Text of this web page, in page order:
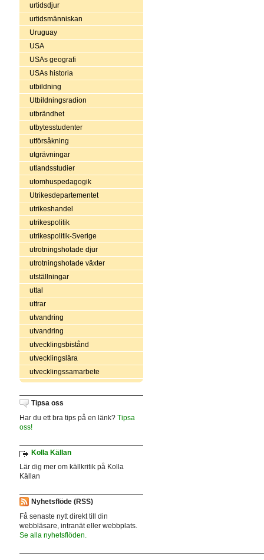
urtidsdjur
urtidsmänniskan
Uruguay
USA
USAs geografi
USAs historia
utbildning
Utbildningsradion
utbrändhet
utbytesstudenter
utförsåkning
utgrävningar
utlandsstudier
utomhuspedagogik
Utrikesdepartementet
utrikeshandel
utrikespolitik
utrikespolitik-Sverige
utrotningshotade djur
utrotningshotade växter
utställningar
uttal
uttrar
utvandring
utvandring
utvecklingsbistånd
utvecklingslära
utvecklingssamarbete
Tipsa oss
Har du ett bra tips på en länk? Tipsa
oss!
Kolla Källan
Lär dig mer om källkritik på Kolla
Källan
Nyhetsflöde (RSS)
Få senaste nytt direkt till din
webbläsare, intranät eller webbplats.
Se alla nyhetsflöden.